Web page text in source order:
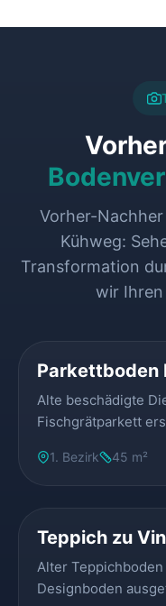
Vorher-
Kühweg:
Transformation
wir Ihren
Parkettboden
Alte beschädigte
Fischgrätparkett
1. Bezirk 45 m²
Teppich zu
Alter
Designboden